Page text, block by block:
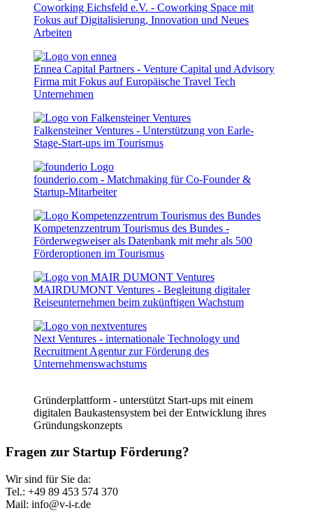
Coworking Eichsfeld e.V. - Coworking Space mit
Fokus auf Digitalisierung, Innovation und Neues
Arbeiten
Ennea Capital Partners - Venture Capital und Advisory
Firma mit Fokus auf Europäische Travel Tech
Unternehmen
Falkensteiner Ventures - Unterstützung von Earle-
Stage-Start-ups im Tourismus
founderio.com - Matchmaking für Co-Founder &
Startup-Mitarbeiter
Kompetenzzentrum Tourismus des Bundes -
Förderwegweiser als Datenbank mit mehr als 500
Förderoptionen im Tourismus
MAIRDUMONT Ventures - Begleitung digitaler
Reiseunternehmen beim zukünftigen Wachstum
Next Ventures - internationale Technology und
Recruitment Agentur zur Förderung des
Unternehmenswachstums
Gründerplattform - unterstützt Start-ups mit einem
digitalen Baukastensystem bei der Entwicklung ihres
Gründungskonzepts
Fragen zur Startup Förderung?
Wir sind für Sie da:
Tel.: +49 89 453 574 370
Mail: info@v-i-r.de